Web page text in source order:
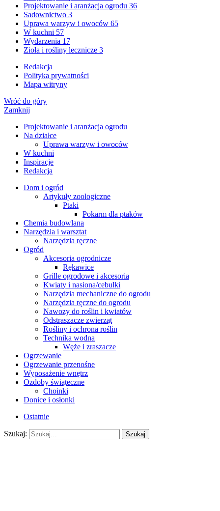
Projektowanie i aranżacja ogrodu 36
Sadownictwo 3
Uprawa warzyw i owoców 65
W kuchni 57
Wydarzenia 17
Zioła i rośliny lecznicze 3
Redakcja
Polityka prywatności
Mapa witryny
Wróć do góry
Zamknij
Projektowanie i aranżacja ogrodu
Na działce
Uprawa warzyw i owoców
W kuchni
Inspiracje
Redakcja
Dom i ogród
Artykuły zoologiczne
Ptaki
Pokarm dla ptaków
Chemia budowlana
Narzędzia i warsztat
Narzędzia ręczne
Ogród
Akcesoria ogrodnicze
Rękawice
Grille ogrodowe i akcesoria
Kwiaty i nasiona/cebulki
Narzędzia mechaniczne do ogrodu
Narzędzia ręczne do ogrodu
Nawozy do roślin i kwiatów
Odstraszacze zwierząt
Rośliny i ochrona roślin
Technika wodna
Węże i zraszacze
Ogrzewanie
Ogrzewanie przenośne
Wyposażenie wnętrz
Ozdoby świąteczne
Choinki
Donice i osłonki
Ostatnie
Szukaj: Szukaj